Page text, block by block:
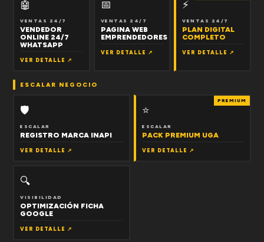
🤖
VENTAS 24/7
VENDEDOR
ONLINE 24/7
WHATSAPP
VER DETALLE ↗
📅
VENTAS 24/7
PAGINA WEB
EMPRENDEDORES
VER DETALLE ↗
⚡
VENTAS 24/7
PLAN DIGITAL
COMPLETO
VER DETALLE ↗
ESCALAR NEGOCIO
🛡
ESCALAR
REGISTRO MARCA INAPI
VER DETALLE ↗
PREMIUM
⭐
ESCALAR
PACK PREMIUM UGA
VER DETALLE ↗
🔍
VISIBILIDAD
OPTIMIZACIÓN FICHA
GOOGLE
VER DETALLE ↗